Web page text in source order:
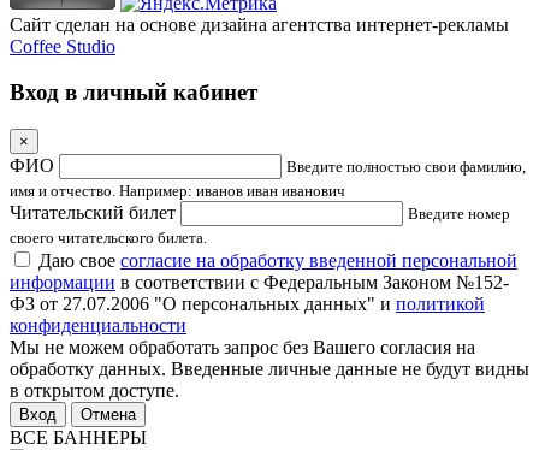
Сайт сделан на основе дизайна агентства интернет-рекламы
Coffee Studio
Вход в личный кабинет
×
ФИО
Введите полностью свои фамилию,
имя и отчество. Например: иванов иван иванович
Читательский билет
Введите номер
своего читательского билета.
Даю свое согласие на обработку введенной персональной
информации в соответствии с Федеральным Законом №152-
ФЗ от 27.07.2006 "О персональных данных" и политикой
конфиденциальности
Мы не можем обработать запрос без Вашего согласия на
обработку данных. Введенные личные данные не будут видны
в открытом доступе.
Отмена
ВСЕ БАННЕРЫ